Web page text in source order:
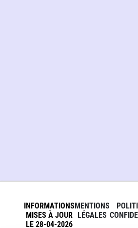
INFORMATIONS
MISES À JOUR
LE 28-04-2026
MENTIONS
LÉGALES